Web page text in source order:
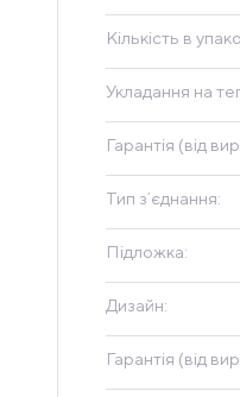
Кількість в
Укладання на
Гарантія (від
Тип зʼєднання:
Підложка:
Дизайн:
Гарантія (від